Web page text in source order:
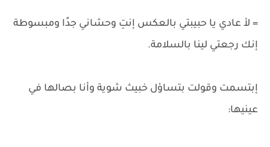
= لأ عادي يا حبيبتي بالعكس إنتِ وحشاني جدًا ومبسوطة
إنك رجعتي لينا بالسلامة.
إبتسمت وقولت بتساؤل خبيث شوية وأنا بصالها في
عينيها: